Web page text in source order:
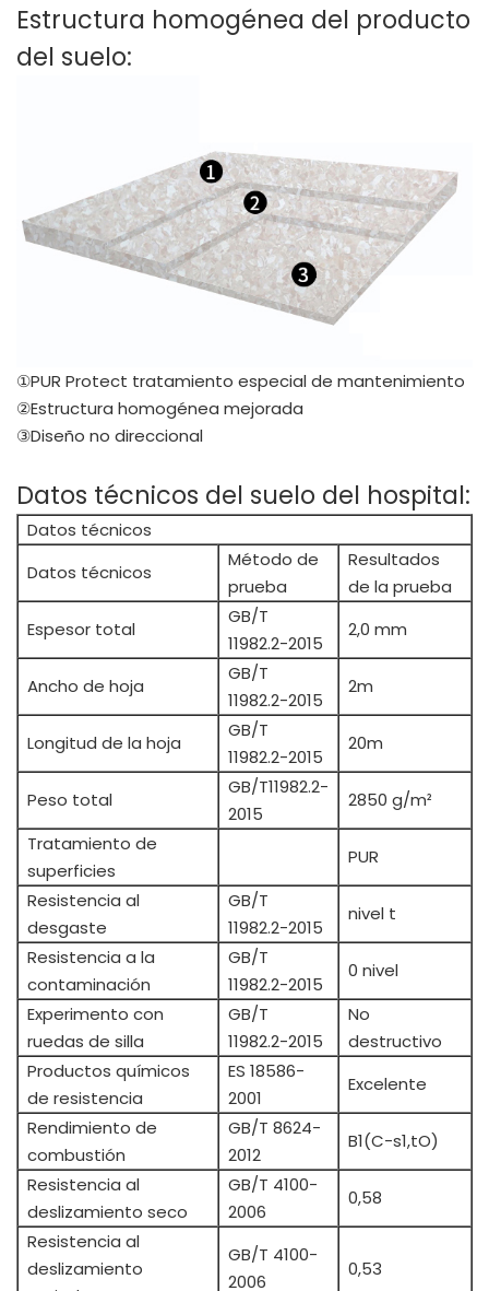
Estructura homogénea del producto
del suelo:
①PUR Protect tratamiento especial de mantenimiento
②Estructura homogénea mejorada
③Diseño no direccional
Datos técnicos del suelo del hospital:
Datos técnicos
Datos técnicos
Método de
prueba
Resultados
de la prueba
Espesor total
GB/T
11982.2-2015
2,0 mm
Ancho de hoja
GB/T
11982.2-2015
2m
Longitud de la hoja
GB/T
11982.2-2015
20m
Peso total
GB/T11982.2-
2015
2850 g/m²
Tratamiento de
superficies
PUR
Resistencia al
desgaste
GB/T
11982.2-2015
nivel t
Resistencia a la
contaminación
GB/T
11982.2-2015
0 nivel
Experimento con
ruedas de silla
GB/T
11982.2-2015
No
destructivo
Productos químicos
de resistencia
ES 18586-
2001
Excelente
Rendimiento de
combustión
GB/T 8624-
2012
B1(C-s1,tO)
Resistencia al
deslizamiento seco
GB/T 4100-
2006
0,58
Resistencia al
deslizamiento
GB/T 4100-
2006
0,53